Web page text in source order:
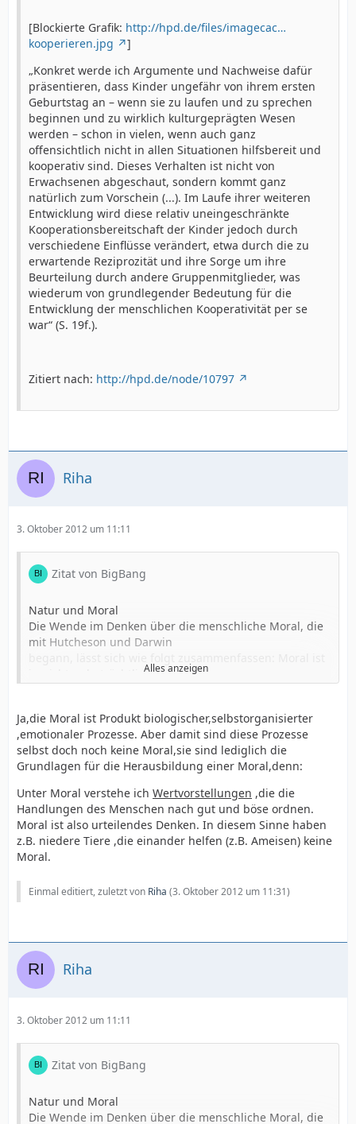
[Blockierte Grafik: http://hpd.de/files/imagecac…
kooperieren.jpg
]
„Konkret werde ich Argumente und Nachweise dafür
präsentieren, dass Kinder ungefähr von ihrem ersten
Geburtstag an – wenn sie zu laufen und zu sprechen
beginnen und zu wirklich kulturgeprägten Wesen
werden – schon in vielen, wenn auch ganz
offensichtlich nicht in allen Situationen hilfsbereit und
kooperativ sind. Dieses Verhalten ist nicht von
Erwachsenen abgeschaut, sondern kommt ganz
natürlich zum Vorschein (...). Im Laufe ihrer weiteren
Entwicklung wird diese relativ uneingeschränkte
Kooperationsbereitschaft der Kinder jedoch durch
verschiedene Einflüsse verändert, etwa durch die zu
erwartende Reziprozität und ihre Sorge um ihre
Beurteilung durch andere Gruppenmitglieder, was
wiederum von grundlegender Bedeutung für die
Entwicklung der menschlichen Kooperativität per se
war“ (S. 19f.).
Zitiert nach: http://hpd.de/node/10797
Riha
3. Oktober 2012 um 11:11
Zitat von BigBang
Natur und Moral
Die Wende im Denken über die menschliche Moral, die
mit Hutcheson und Darwin
in nicht unbeträchtlichem
Die Evolution bildete emotionale, instinkthafte
Reaktionen auf Verhaltensweisen
heraus, die uns befähigen, uns moralisch zu verhalten.
Moral greift auf Mechanismen
unser Körper und
unser Gehirn »Bausteine« enthalten, die
Sinneswahrnehmung ermöglichen, so
besitzen wir von Natur aus Bausteine der Moralität.
Moralische Prozesse sind
natürlich wie Sehen oder Hören
und funktionieren genauso schnell wie unsere
Wahrnehmung. Insofern verfügen
Menschen tatsächlich über ein moralisches Organ,
allerdings nur im übertragenen
Sinn. Wir brauchen Moralität nicht als etwas
ausschließlich »Übersinnliches« aufzufassen,
etwas, das nur durch Kultur, Ideologie und Religion
entsteht und das Verstandeskräft
e, Abstraktionsvermögen und Sprache voraussetzt.
Moralität steht nicht
Grundausstattung des Menschen.
zitat aus:
Jan Verplaetse , Der moralische Instinkt
, Über den
Alles anzeigen
Ja,die Moral ist Produkt biologischer,selbstorganisierter
,emotionaler Prozesse. Aber damit sind diese Prozesse
selbst doch noch keine Moral,sie sind lediglich die
Grundlagen für die Herausbildung einer Moral,denn:
Unter Moral verstehe ich Wertvorstellungen ,die die
Handlungen des Menschen nach gut und böse ordnen.
Moral ist also urteilendes Denken. In diesem Sinne haben
z.B. niedere Tiere ,die einander helfen (z.B. Ameisen) keine
Moral.
Einmal editiert, zuletzt von Riha (3. Oktober 2012 um 11:31)
Riha
3. Oktober 2012 um 11:11
Zitat von BigBang
Natur und Moral
Die Wende im Denken über die menschliche Moral, die